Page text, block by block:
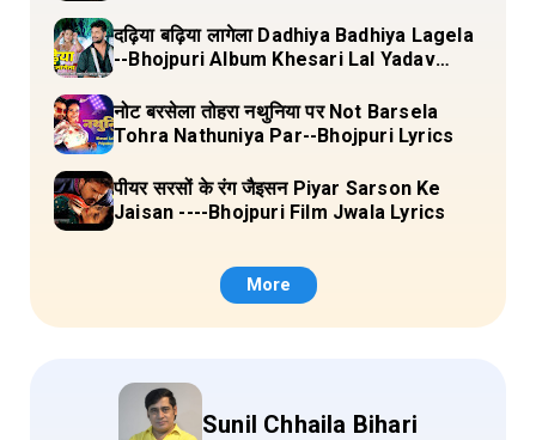
दढ़िया बढ़िया लागेला Dadhiya Badhiya Lagela
--Bhojpuri Album Khesari Lal Yadav
नोट बरसेला तोहरा नथुनिया पर Not Barsela
Tohra Nathuniya Par--Bhojpuri Lyrics
पीयर सरसों के रंग जैइसन Piyar Sarson Ke
Jaisan ----Bhojpuri Film Jwala Lyrics
More
Sunil Chhaila Bihari